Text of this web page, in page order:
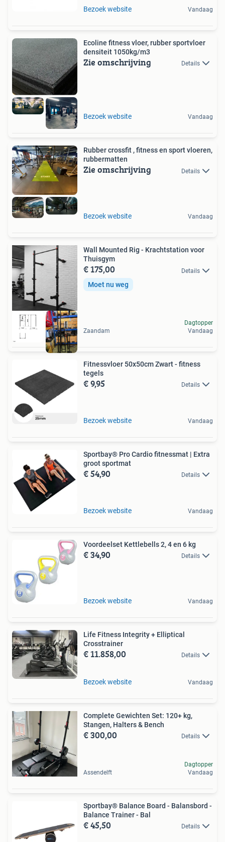
Bezoek website Vandaag
Ecoline fitness vloer, rubber sportvloer
densiteit 1050kg/m3
Zie omschrijving Details
Bezoek website Vandaag
Rubber crossfit , fitness en sport vloeren,
rubbermatten
Zie omschrijving Details
Bezoek website Vandaag
Wall Mounted Rig - Krachtstation voor
Thuisgym
€ 175,00 Details
Moet nu weg
Zaandam
Dagtopper
Vandaag
Fitnessvloer 50x50cm Zwart - fitness
tegels
€ 9,95 Details
Bezoek website Vandaag
Sportbay® Pro Cardio fitnessmat | Extra
groot sportmat
€ 54,90 Details
Bezoek website Vandaag
Voordeelset Kettlebells 2, 4 en 6 kg
€ 34,90 Details
Bezoek website Vandaag
Life Fitness Integrity + Elliptical
Crosstrainer
€ 11.858,00 Details
Bezoek website Vandaag
Complete Gewichten Set: 120+ kg,
Stangen, Halters & Bench
€ 300,00 Details
Assendelft
Dagtopper
Vandaag
Sportbay® Balance Board - Balansbord -
Balance Trainer - Bal
€ 45,50 Details